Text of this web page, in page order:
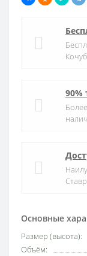
Основные
Размер (высота):
Объём:
90%